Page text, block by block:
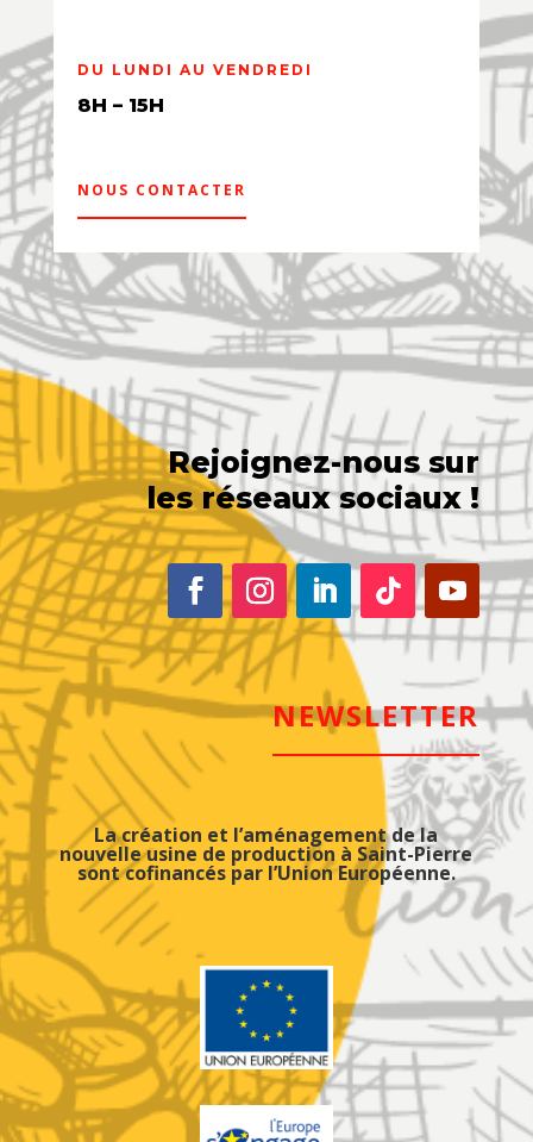
DU LUNDI AU VENDREDI
8H – 15H
NOUS CONTACTER
Rejoignez-nous sur
les réseaux sociaux !
NEWSLETTER
La création et l’aménagement de la
nouvelle usine de production à Saint-Pierre
sont cofinancés par l’Union Européenne.